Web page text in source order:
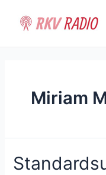
contenido
Miriam